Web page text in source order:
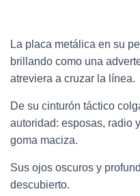
La placa metálica en su
brillando como una
atreviera a cruzar la línea.
De su cinturón táctico
autoridad: esposas, radio
goma maciza.
Sus ojos oscuros y
descubierto.